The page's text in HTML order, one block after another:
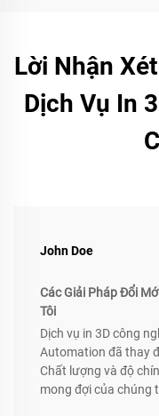
Lời Nhận
Dịch Vụ In
John Doe
Các Giải Pháp Đổi
Tôi
Dịch vụ in 3D công
Automation đã thay
Chất lượng và độ
mong đợi của chúng